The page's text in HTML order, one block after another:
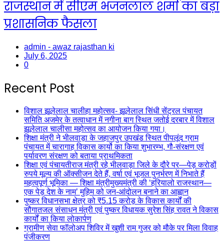
राजस्थान में सीएम भजनलाल शर्मा का बड़ा
प्रशासनिक फैसला
admin - awaz rajasthan ki
July 6, 2025
0
Recent Post
विशाल झूलेलाल चालीहा महोत्सव- झूलेलाल सिंधी सेंट्रल पंचायत
समिति अजमेर के तत्वाधान में नगीना बाग स्थित जतोई दरबार में विशाल
झूलेलाल चालीसा महोत्सव का आयोजन किया गया।
शिक्षा मंत्री ने भीलवाड़ा के जहाजपुर उपखंड स्थित पीपलूंद ग्राम
पंचायत में चारागाह विकास कार्यो का किया शुभारम्भ, गौ-संरक्षण एवं
पर्यावरण संरक्षण को बताया प्राथमिकता
शिक्षा एवं पंचायतीराज मंत्री रहे भीलवाड़ा जिले के दौरे पर—पेड़ करोड़ों
रुपये मूल्य की ऑक्सीजन देते हैं, वर्षा एवं भूजल पुनर्भरण में निभाते हैं
महत्वपूर्ण भूमिका — शिक्षा मंत्रीमुख्यमंत्री की ‘हरियालो राजस्थान—
एक पेड़ देश के नाम’ मुहिम को जन-आंदोलन बनाने का आह्वान
पुष्कर विधानसभा क्षेत्र को ₹5.15 करोड़ के विकास कार्यों की
सौगातजल संसाधन मंत्री एवं पुष्कर विधायक सुरेश सिंह रावत ने विकास
कार्यों का किया लोकार्पण
ग्रामीण सेवा फॉलोअप शिविर में खुशी राम गुजर को मौके पर मिला विवाह
पंजीकरण